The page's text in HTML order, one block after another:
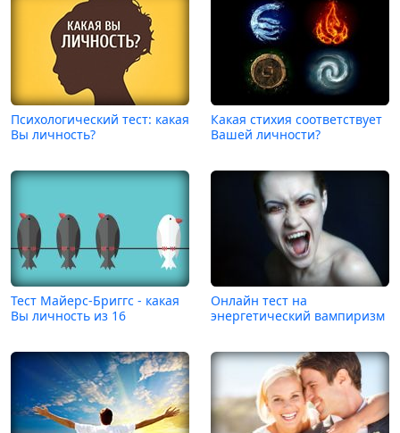
Психологический тест: какая
Вы личность?
Какая стихия соответствует
Вашей личности?
Тест Майерс-Бриггс - какая
Вы личность из 16
Онлайн тест на
энергетический вампиризм